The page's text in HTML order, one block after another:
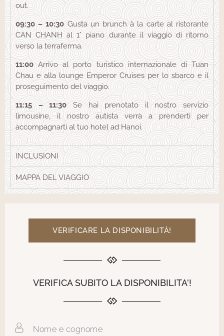
out.
09:30 – 10:30Gusta un brunch à la carte al ristorante
CAN CHANH al 1° piano durante il viaggio di ritorno
verso la terraferma.
11:00Arrivo al porto turistico internazionale di Tuan
Chau e alla lounge Emperor Cruises per lo sbarco e il
proseguimento del viaggio.
11:15 – 11:30Se hai prenotato il nostro servizio
limousine, il nostro autista verrà a prenderti per
accompagnarti al tuo hotel ad Hanoi.
INCLUSIONI
MAPPA DEL VIAGGIO
VERIFICARE LA DISPONIBILITÀ!
VERIFICA SUBITO LA DISPONIBILITA'!